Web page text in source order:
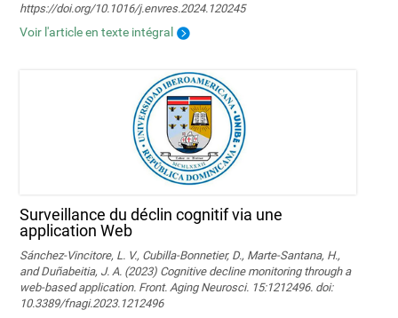
https://doi.org/10.1016/j.envres.2024.120245
Voir l'article en texte intégral
Surveillance du déclin cognitif via une
application Web
Sánchez-Vincitore, L. V., Cubilla-Bonnetier, D., Marte-Santana, H.,
and Duñabeitia, J. A. (2023) Cognitive decline monitoring through a
web-based application. Front. Aging Neurosci. 15:1212496. doi:
10.3389/fnagi.2023.1212496